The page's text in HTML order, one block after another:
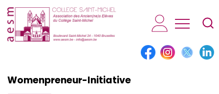
AESM...
Womenpreneur-Initiative